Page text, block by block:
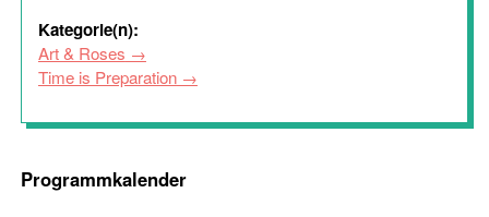
Kategorie(n):
Art & Roses
Time is Preparation
Programmkalender